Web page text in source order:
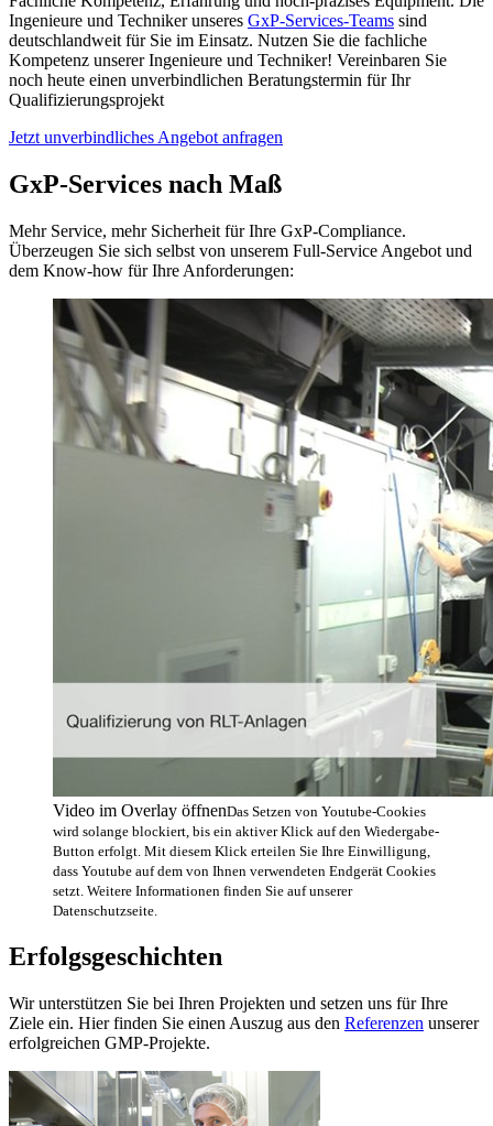
Ingenieure und Techniker unseres GxP-Services-Teams sind
deutschlandweit für Sie im Einsatz. Nutzen Sie die fachliche
Kompetenz unserer Ingenieure und Techniker! Vereinbaren Sie
noch heute einen unverbindlichen Beratungstermin für Ihr
Qualifizierungsprojekt
Jetzt unverbindliches Angebot anfragen
GxP-Services nach Maß
Mehr Service, mehr Sicherheit für Ihre GxP-Compliance.
Überzeugen Sie sich selbst von unserem Full-Service Angebot und
dem Know-how für Ihre Anforderungen:
Video im Overlay öffnenDas Setzen von Youtube-Cookies
wird solange blockiert, bis ein aktiver Klick auf den Wiedergabe-
Button erfolgt. Mit diesem Klick erteilen Sie Ihre Einwilligung,
dass Youtube auf dem von Ihnen verwendeten Endgerät Cookies
setzt. Weitere Informationen finden Sie auf unserer
Datenschutzseite.
Erfolgsgeschichten
Wir unterstützen Sie bei Ihren Projekten und setzen uns für Ihre
Ziele ein. Hier finden Sie einen Auszug aus den Referenzen unserer
erfolgreichen GMP-Projekte.